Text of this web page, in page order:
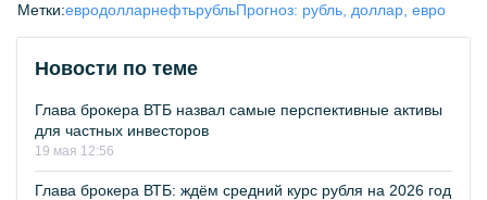
Метки:евродолларнефтьрубльПрогноз: рубль, доллар, евро
Новости по теме
Глава брокера ВТБ назвал самые перспективные активы
для частных инвесторов
19 мая 12:56
Глава брокера ВТБ: ждём средний курс рубля на 2026 год